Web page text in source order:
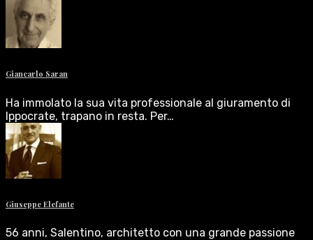
Giancarlo Saran
Ha immolato la sua vita professionale al giuramento di
Ippocrate, trapano in resta. Per…
Giuseppe Elefante
56 anni, Salentino, architetto con una grande passione